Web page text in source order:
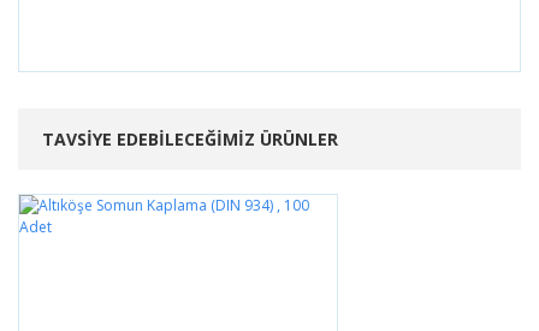
Görüş ve önerileriniz için teşekkür ederiz.
Ürün resmi kalitesiz, bozuk veya görüntülenemiyor.
TAVSİYE EDEBİLECEĞİMİZ ÜRÜNLER